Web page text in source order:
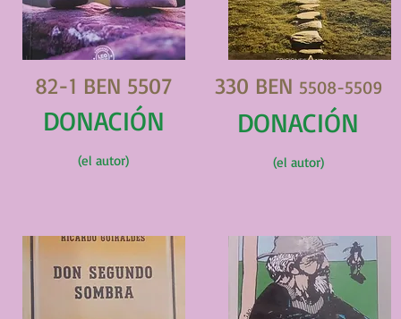
82-1 BEN 5507
DONACIÓN
(el autor)
330 BEN 5508-5509
DONACIÓN
(el autor)